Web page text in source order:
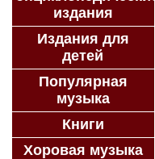
издания
Издания для
детей
Популярная
музыка
Книги
Хоровая музыка